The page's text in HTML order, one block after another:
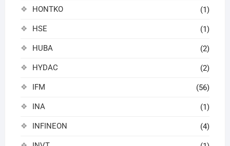
HONTKO (1)
HSE (1)
HUBA (2)
HYDAC (2)
IFM (56)
INA (1)
INFINEON (4)